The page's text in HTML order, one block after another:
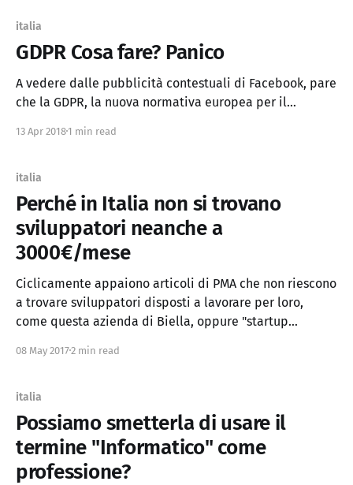
italia
GDPR Cosa fare? Panico
A vedere dalle pubblicità contestuali di Facebook, pare
che la GDPR, la nuova normativa europea per il
panico: ci sono fior fior di improvvisati esperti che per
dei problemi che
13 Apr 2018 1 min read
italia
Perché in Italia non si trovano
sviluppatori neanche a
3000€/mese
Ciclicamente appaiono articoli di PMA che non riescono
a trovare sviluppatori disposti a lavorare per loro,
come questa azienda di Biella, oppure "startup
troviamo informatici che fanno siti a 1€ e altri che
08 May 20172 min read
italia
Possiamo smetterla di usare il
termine "Informatico" come
professione?